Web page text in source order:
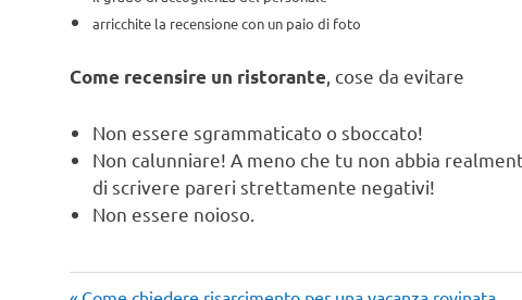
arricchite la recensione con un paio di foto
Come recensire un ristorante, cose da evitare
Non essere sgrammaticato o sboccato!
Non calunniare! A meno che tu non abbia
di scrivere pareri strettamente negativi!
Non essere noioso.